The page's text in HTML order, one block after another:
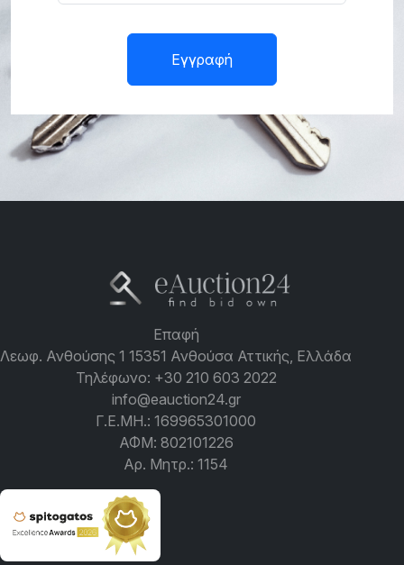
Εγγραφή
Επαφή
Λεωφ. Ανθούσης 1 15351 Ανθούσα Αττικής, Ελλάδα
Τηλέφωνο: +30 210 603 2022
info@eauction24.gr
Γ.Ε.ΜΗ.: 169965301000
ΑΦΜ: 802101226
Αρ. Μητρ.: 1154